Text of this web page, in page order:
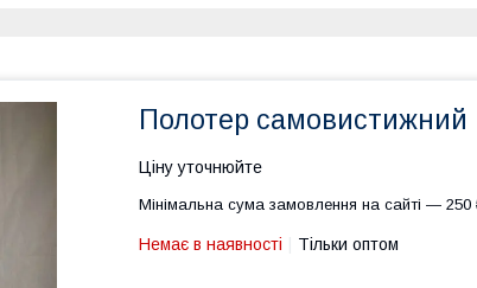
Полотер самовистижний
Ціну уточнюйте
Мінімальна сума замовлення на сайті — 250
Немає в наявності Тільки оптом